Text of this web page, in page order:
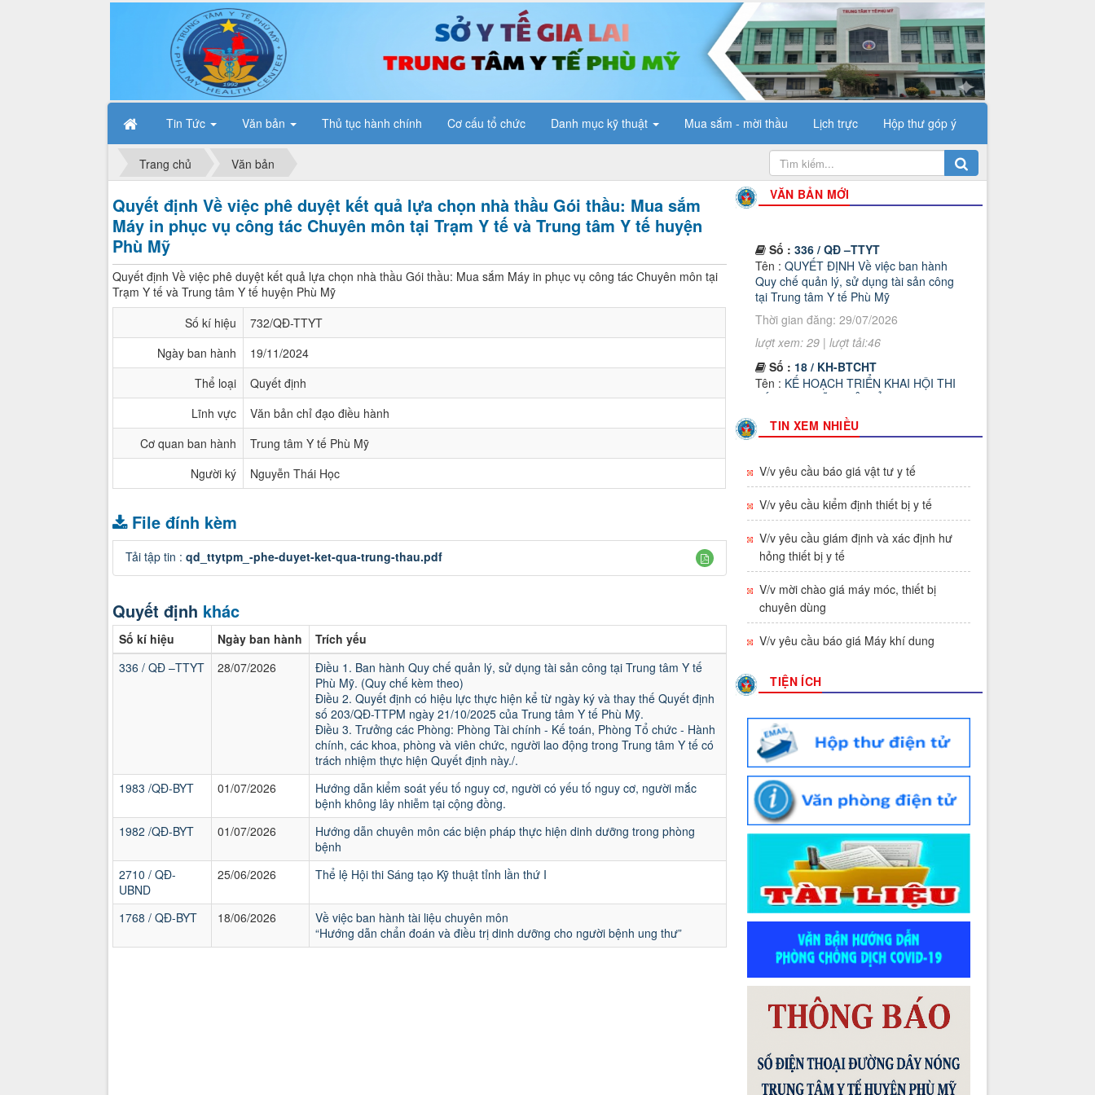
Tin Tức Văn bản Thủ tục hành chính Cơ cấu tổ chức Danh mục kỹ thuật Mua sắm - mời thầu Lịch trực Hộp thư góp ý
Trang chủ Văn bản
Quyết định Về việc phê duyệt kết quả lựa chọn nhà thầu Gói thầu: Mua sắm
Máy in phục vụ công tác Chuyên môn tại Trạm Y tế và Trung tâm Y tế huyện
Phù Mỹ
Quyết định Về việc phê duyệt kết quả lựa chọn nhà thầu Gói thầu: Mua sắm Máy in phục vụ công tác Chuyên môn tại
Trạm Y tế và Trung tâm Y tế huyện Phù Mỹ
Số kí hiệu
732/QĐ-TTYT
Ngày ban hành
19/11/2024
Thể loại
Quyết định
Lĩnh vực
Văn bản chỉ đạo điều hành
Cơ quan ban hành
Trung tâm Y tế Phù Mỹ
Người ký
Nguyễn Thái Học
File đính kèm
Tải tập tin : qd_ttytpm_-phe-duyet-ket-qua-trung-thau.pdf
Quyết định khác
Số kí hiệu Ngày ban hành
Trích yếu
336 / QĐ –TTYT
28/07/2026
Điều 1. Ban hành Quy chế quản lý, sử dụng tài sản công tại Trung tâm Y tế
Phù Mỹ. (Quy chế kèm theo)
Điều 2. Quyết định có hiệu lực thực hiện kể từ ngày ký và thay thế Quyết định
số 203/QĐ-TTPM ngày 21/10/2025 của Trung tâm Y tế Phù Mỹ.
Điều 3. Trưởng các Phòng: Phòng Tài chính - Kế toán, Phòng Tổ chức - Hành
chính, các khoa, phòng và viên chức, người lao động trong Trung tâm Y tế có
trách nhiệm thực hiện Quyết định này./.
1983 /QĐ-BYT
01/07/2026
Hướng dẫn kiểm soát yếu tố nguy cơ, người có yếu tố nguy cơ, người mắc
bệnh không lây nhiễm tại cộng đồng.
1982 /QĐ-BYT
01/07/2026
Hướng dẫn chuyên môn các biện pháp thực hiện dinh dưỡng trong phòng
bệnh
2710 / QĐ-
UBND
25/06/2026 Thể lệ Hội thi Sáng tạo Kỹ thuật tỉnh lần thứ I
1768 / QĐ-BYT 18/06/2026
Về việc ban hành tài liệu chuyên môn
“Hướng dẫn chẩn đoán và điều trị dinh dưỡng cho người bệnh ung thư”
VĂN BẢN MỚI
Tên : QUYẾT ĐỊNH Về việc ban hành
Quy chế quản lý, sử dụng tài sản công
tại Trung tâm Y tế Phù Mỹ
Thời gian đăng: 29/07/2026
lượt xem: 29 | lượt tải:46
Số :18 / KH-BTCHT
Tên : KẾ HOẠCH TRIỂN KHAI HỘI THI
SÁNG TẠO KĨ THUẬT TỈNH GIA LAI,
LẦN THỨ I
Thời gian đăng: 02/07/2026
Số :612/TTYT-KHNVĐD
Tên :V/v triển khai Tuần lễ thế giới nuôi
con bằng sữa mẹ năm 2026
Thời gian đăng: 23/07/2026
lượt xem: 95 | lượt tải:34
Số :569/TTYT-TCHC
Tên :V/v triển khai thực hiện hướng dẫn
lập hồ sơ công việc và nộp lưu hồ sơ,
tài liệu điện tử vào lưu trữ cơ quan
Thời gian đăng: 13/07/2026
Số :541 / TTYT-KHNVĐD
1982/QĐ-BYT ngày 01/7/2026 của Bộ Y
tế
Thời gian đăng: 07/07/2026
lượt xem: 163 | lượt tải:76
Số :523/TTYT-KHNVĐD
Tên :V/v phát động tham gia Hội thi
Sáng tạo kỹ thuật tỉnh Gia Lai lần thứ I,
giai đoạn 2026 - 2027
Thời gian đăng: 02/07/2026
lượt xem: 59 | lượt tải:46
Số :1982 /QĐ-BYT
QUYẾT ĐỊNH Ban hành “Hướng
dẫn chuyên môn các biện pháp thực
hiện dinh dưỡng trong phòng bệnh”
Thời gian đăng: 07/07/2026
lượt xem: 260 | lượt tải:81
Tên :QUYẾT ĐỊNH Ban hành “Hướng
dẫn kiểm soát yếu tố nguy cơ, người có
yếu tố nguy cơ, người mắc bệnh không
TIN XEM NHIỀU
V/v yêu cầu báo giá vật tư y tế
V/v yêu cầu kiểm định thiết bị y tế
V/v yêu cầu giám định và xác định hư
hỏng thiết bị y tế
V/v mời chào giá máy móc, thiết bị
chuyên dùng
V/v yêu cầu báo giá Máy khí dung
TIỆN ÍCH